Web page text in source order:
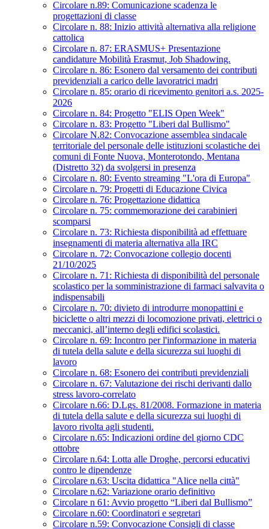
Circolare n.89: Comunicazione scadenza le
progettazioni di classe
Circolare n. 88: Inizio attività alternativa alla religione
cattolica
Circolare n. 87: ERASMUS+ Presentazione
candidature Mobilità Erasmut, Job Shadowing.
Circolare n. 86: Esonero dal versamento dei contributi
previdenziali a carico delle lavoratrici madri
Circolare n. 85: orario di ricevimento genitori a.s. 2025-
2026
Circolare n. 84: Progetto "ELIS Open Week"
Circolare n. 83: Progetto "Liberi dal Bullismo"
Circolare N.82: Convocazione assemblea sindacale
territoriale del personale delle istituzioni scolastiche dei
comuni di Fonte Nuova, Monterotondo, Mentana
(Distretto 32) da svolgersi in presenza
Circolare n. 80: Evento streaming "L'ora di Europa"
Circolare n. 79: Progetti di Educazione Civica
Circolare n. 76: Progettazione didattica
Circolare n. 75: commemorazione dei carabinieri
scomparsi
Circolare n. 73: Richiesta disponibilità ad effettuare
insegnamenti di materia alternativa alla IRC
Circolare n. 72: Convocazione collegio docenti
21/10/2025
Circolare n. 71: Richiesta di disponibilità del personale
scolastico per la somministrazione di farmaci salvavita o
indispensabili
Circolare n. 70: divieto di introdurre monopattini e
biciclette o altri mezzi di locomozione privati, elettrici o
meccanici, all’interno degli edifici scolastici.
Circolare n. 69: Incontro per l'informazione in materia
di tutela della salute e della sicurezza sui luoghi di
lavoro
Circolare n. 68: Esonero dei contributi previdenziali
Circolare n. 67: Valutazione dei rischi derivanti dallo
stress lavoro-correlato
Circolare n.66: D.Lgs. 81/2008. Formazione in materia
di tutela della salute e della sicurezza sui luoghi di
lavoro rivolta agli studenti.
Circolare n.65: Indicazioni ordine del giorno CDC
ottobre
Circolare n.64: Lotta alle Droghe, percorsi educativi
contro le dipendenze
Circolare n.63: Uscita didattica "Alice nella città"
Circolare n.62: Variazione orario definitivo
Circolare n 61: Avvio progetto “Liberi dal Bullismo”
Circolare n.60: Coordinatori e segretari
Circolare n.59: Convocazione Consigli di classe